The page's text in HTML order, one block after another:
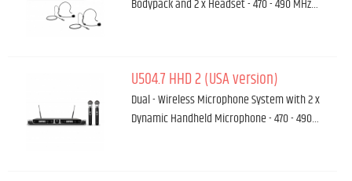
Bodypack and 2 x Headset - 470 - 490 MHz…
U504.7 HHD 2 (USA version)
Dual - Wireless Microphone System with 2 x
Dynamic Handheld Microphone - 470 - 490…